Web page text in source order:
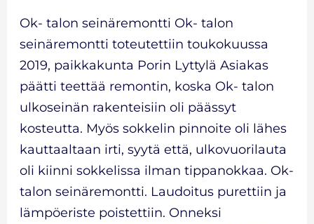
Ok- talon seinäremontti Ok- talon
seinäremontti toteutettiin toukokuussa
2019, paikkakunta Porin Lyttylä Asiakas
päätti teettää remontin, koska Ok- talon
ulkoseinän rakenteisiin oli päässyt
kosteutta. Myös sokkelin pinnoite oli lähes
kauttaaltaan irti, syytä että, ulkovuorilauta
oli kiinni sokkelissa ilman tippanokkaa. Ok-
talon seinäremontti. Laudoitus purettiin ja
lämpöeriste poistettiin. Onneksi